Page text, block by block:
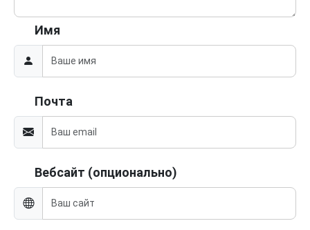
Имя
Почта
Вебсайт (опционально)